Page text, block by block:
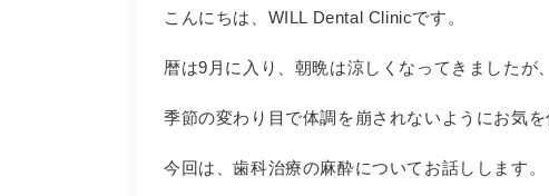
こんにちは、 WILL Dental Clinicです。
暦は9月に入り、朝晩は涼しくなってきましたが
季節の変わり目で体調を崩されないようにお気を
今回は、歯科治療の麻酔についてお話しします。